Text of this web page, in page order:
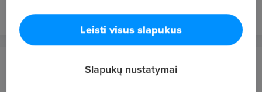
28 Global, UAB
Leisti visus slapukus
Slapukų nustatymai